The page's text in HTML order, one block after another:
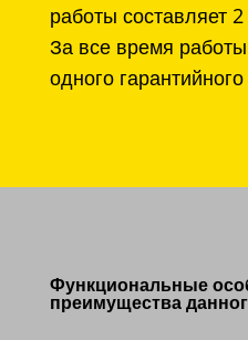
работы составляет 2
За все время
одного
Функциональные
преимущества